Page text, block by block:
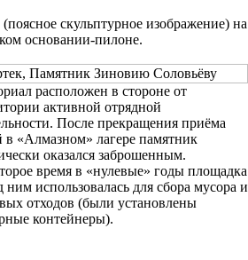
скульптурное изображение) на
основании-пилоне.
расположен в стороне от
активной отрядной
После прекращения приёма
в «Алмазном» лагере памятник
оказался заброшенным.
время в «нулевые» годы площадка
ним использовалась для сбора мусора и
отходов (были установлены
контейнеры).